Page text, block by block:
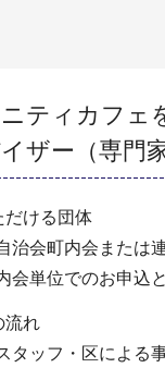
ティカフ
ザー（専門
だける団体
治会町内会または
会単位でのお申込
流れ
タッフ・区による